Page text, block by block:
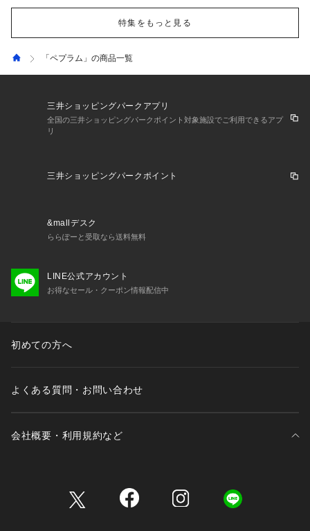
特集をもっと見る
「ペプラム」の商品一覧
三井ショッピングパークアプリ
全国の三井ショッピングパークポイント対象施設でご利用できるアプ
リ
三井ショッピングパークポイント
&mallデスク
ららぽーと受取なら送料無料
LINE公式アカウント
お得なセール・クーポン情報配信中
初めての方へ
よくある質問・お問い合わせ
会社概要・利用規約など